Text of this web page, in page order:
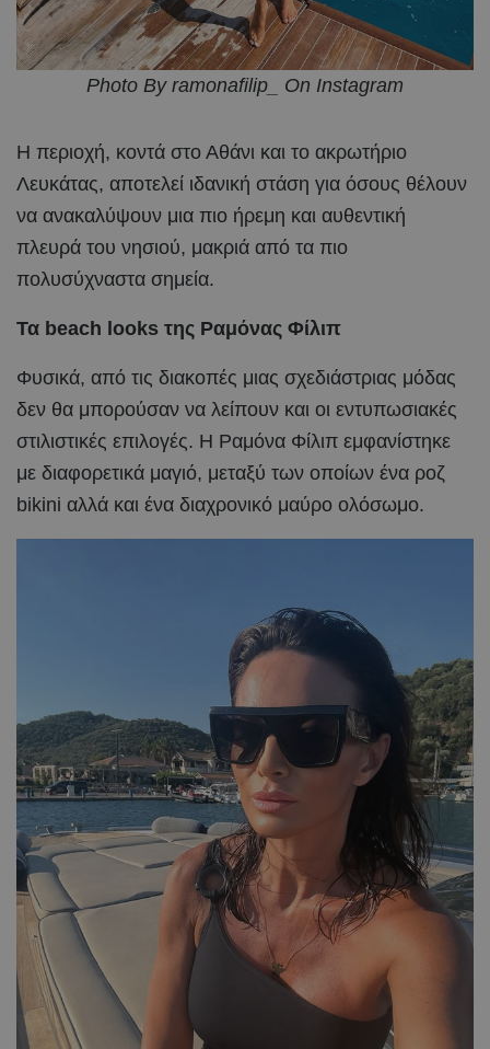
Photo By ramonafilip_ On Instagram
Η περιοχή, κοντά στο Αθάνι και το ακρωτήριο
Λευκάτας, αποτελεί ιδανική στάση για όσους θέλουν
να ανακαλύψουν μια πιο ήρεμη και αυθεντική
πλευρά του νησιού, μακριά από τα πιο
πολυσύχναστα σημεία.
Τα beach looks της Ραμόνας Φίλιπ
Φυσικά, από τις διακοπές μιας σχεδιάστριας μόδας
δεν θα μπορούσαν να λείπουν και οι εντυπωσιακές
στιλιστικές επιλογές. Η Ραμόνα Φίλιπ εμφανίστηκε
με διαφορετικά μαγιό, μεταξύ των οποίων ένα ροζ
bikini αλλά και ένα διαχρονικό μαύρο ολόσωμο.